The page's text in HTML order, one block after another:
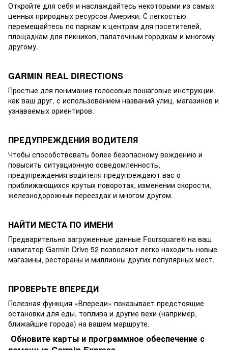
Откройте для себя и наслаждайтесь некоторыми из самых
ценных природных ресурсов Америки. С легкостью
перемещайтесь по паркам к центрам для посетителей,
площадкам для пикников, палаточным городкам и многому
другому.
GARMIN REAL DIRECTIONS
Простые для понимания голосовые пошаговые инструкции,
как ваш друг, с использованием названий улиц, магазинов и
узнаваемых ориентиров.
ПРЕДУПРЕЖДЕНИЯ ВОДИТЕЛЯ
Чтобы способствовать более безопасному вождению и
повысить ситуационную осведомленность,
предупреждения водителя предупреждают вас о
приближающихся крутых поворотах, изменении скорости,
железнодорожных переездах и многом другом.
НАЙТИ МЕСТА ПО ИМЕНИ
Предварительно загруженные данные Foursquare® на ваш
навигатор Garmin Drive 52 позволяют легко находить новые
магазины, рестораны и миллионы других популярных мест.
ПРОВЕРЬТЕ ВПЕРЕДИ
Полезная функция «Впереди» показывает предстоящие
остановки для еды, топлива и другие вехи (например,
ближайшие города) на вашем маршруте.
Обновите карты и программное обеспечение с